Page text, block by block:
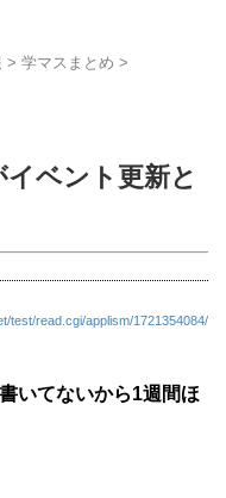
> 学マスまとめ >
イベント更新と
test/read.cgi/applism/1721354084/
いてないから1週間ほ